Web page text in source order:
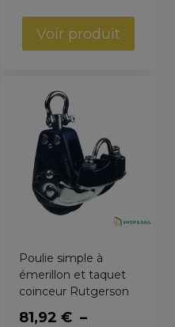
prix :
89,76 €
Voir produit
Poulie simple à
émerillon et taquet
coinceur Rutgerson
81,92 € –